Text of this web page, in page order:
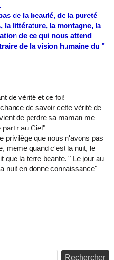
de la beauté, de la pureté -
la littérature, la montagne, la
de ce qui nous attend
de la vision humaine du "
de vérité et de foi!
de savoir cette vérité de
de perdre sa maman me
au Ciel".
privilège que nous n'avons pas
même quand c'est la nuit, le
que la terre béante. " Le jour au
nuit en donne connaissance",
Rechercher